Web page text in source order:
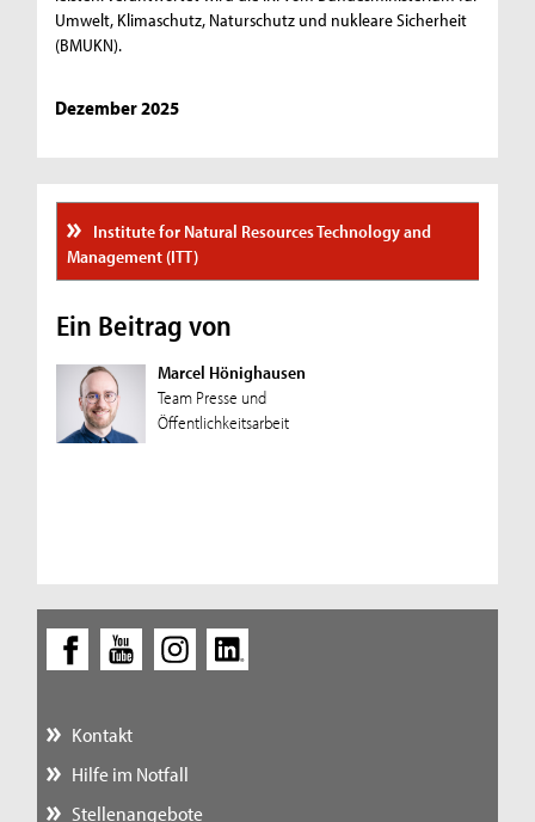
Umwelt, Klimaschutz, Naturschutz und nukleare Sicherheit
(BMUKN).
Dezember 2025
Institute for Natural Resources Technology and
Management (ITT)
Ein Beitrag von
Marcel Hönighausen
Team Presse und
Öffentlichkeitsarbeit
Kontakt
Hilfe im Notfall
Stellenangebote